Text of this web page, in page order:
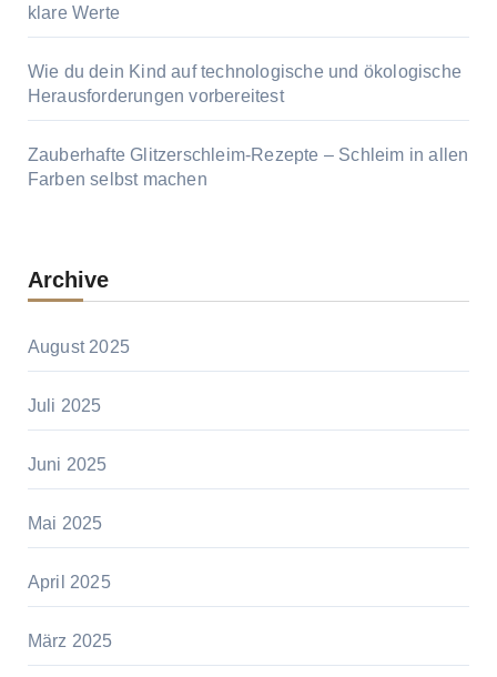
klare Werte
Wie du dein Kind auf technologische und ökologische
Herausforderungen vorbereitest
Zauberhafte Glitzerschleim-Rezepte – Schleim in allen
Farben selbst machen
Archive
August 2025
Juli 2025
Juni 2025
Mai 2025
April 2025
März 2025